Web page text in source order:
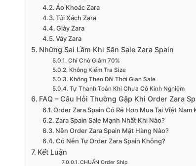
Áo Khoác Zara
Túi Xách Zara
Giày Zara
Váy Zara
Những Sai Lầm Khi Săn Sale Zara Spain
Chỉ Chờ Giảm 70%
Không Kiểm Tra Size
Không Theo Dõi Thời Gian Sale
Tự Thanh Toán Khi Chưa Có Kinh Nghiệm
FAQ – Câu Hỏi Thường Gặp Khi Order Zara
Order Zara Spain Có Rẻ Hơn Mua Tại Việt Nam
Zara Spain Sale Mạnh Nhất Khi Nào?
Nên Order Zara Spain Mặt Hàng Nào?
Có Nên Tự Order Zara Spain Không?
Kết Luận
CHUẨN Order Ship